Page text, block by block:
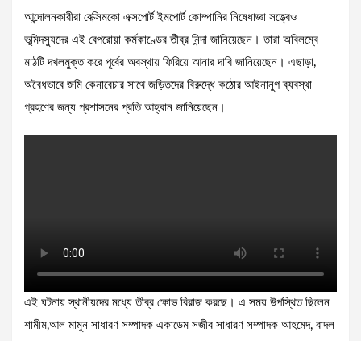
আন্দোলনকারীরা বেক্সিমকো এক্সপোর্ট ইমপোর্ট কোম্পানির নিষেধাজ্ঞা সত্ত্বেও
ভূমিদস্যুদের এই বেপরোয়া কর্মকাণ্ডের তীব্র নিন্দা জানিয়েছেন। তারা অবিলম্বে
মাঠটি দখলমুক্ত করে পূর্বের অবস্থায় ফিরিয়ে আনার দাবি জানিয়েছেন। এছাড়া,
অবৈধভাবে জমি কেনাবেচার সাথে জড়িতদের বিরুদ্ধে কঠোর আইনানুগ ব্যবস্থা
গ্রহণের জন্য প্রশাসনের প্রতি আহ্বান জানিয়েছেন।
এই ঘটনায় স্থানীয়দের মধ্যে তীব্র ক্ষোভ বিরাজ করছে। এ সময় উপস্থিত ছিলেন
শামীম,আল মামুন সাধারণ সম্পাদক একাডেম সজীব সাধারণ সম্পাদক আহমেদ, বাদল